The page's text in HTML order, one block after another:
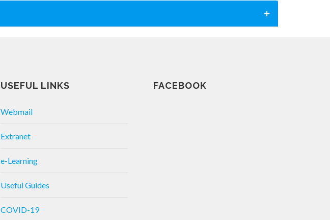
USEFUL LINKS
Webmail
Extranet
e-Learning
Useful Guides
COVID-19
FACEBOOK